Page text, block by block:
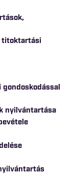
titoktartási
nyilvántartása